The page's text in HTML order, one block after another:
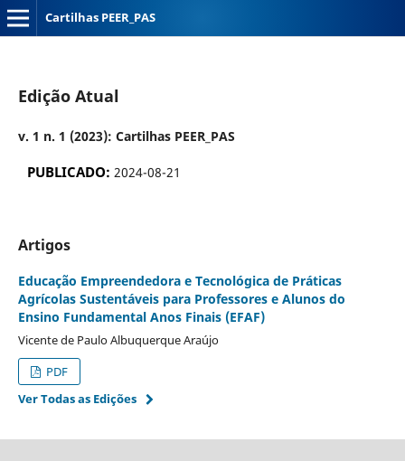
Cartilhas PEER_PAS
Edição Atual
v. 1 n. 1 (2023): Cartilhas PEER_PAS
PUBLICADO: 2024-08-21
Artigos
Educação Empreendedora e Tecnológica de Práticas
Agrícolas Sustentáveis para Professores e Alunos do
Ensino Fundamental Anos Finais (EFAF)
Vicente de Paulo Albuquerque Araújo
PDF
Ver Todas as Edições